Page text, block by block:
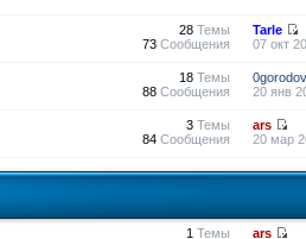
28Темы
73Сообщения
Tarle
07 окт
18Темы
88Сообщения
20 янв
3Темы
84Сообщения
ars
20 мар
1 Темы
ars